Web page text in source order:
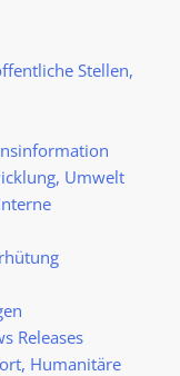
Stellen,
Umwelt
Releases
Humanitäre